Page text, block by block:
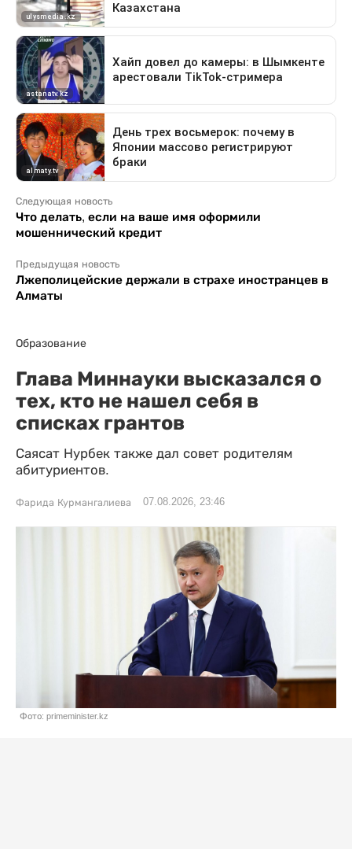
Следующая новость
Что делать, если на ваше имя оформили
мошеннический кредит
Предыдущая новость
Лжеполицейские держали в страхе иностранцев в
Алматы
Образование
Глава Миннауки высказался о
тех, кто не нашел себя в
списках грантов
Саясат Нурбек также дал совет родителям
абитуриентов.
Фарида Курмангалиева 07.08.2026, 23:46
Фото: primeminister.kz